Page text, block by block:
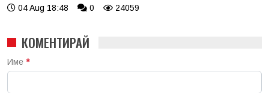
04 Aug 18:48 0 24059
КОМЕНТИРАЙ
Име *